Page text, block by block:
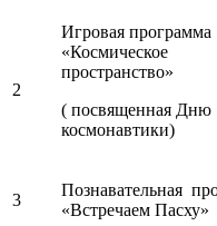
2
Игровая программа
«Космическое
пространство»
( посвященная Дню
космонавтики)
3
Познавательная
«Встречаем Пасху»